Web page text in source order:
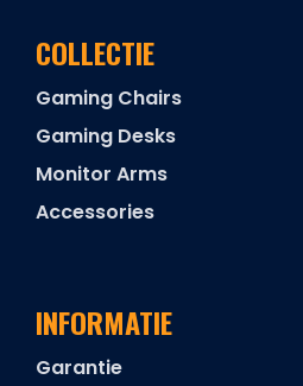
COLLECTIE
Gaming Chairs
Gaming Desks
Monitor Arms
Accessories
INFORMATIE
Garantie